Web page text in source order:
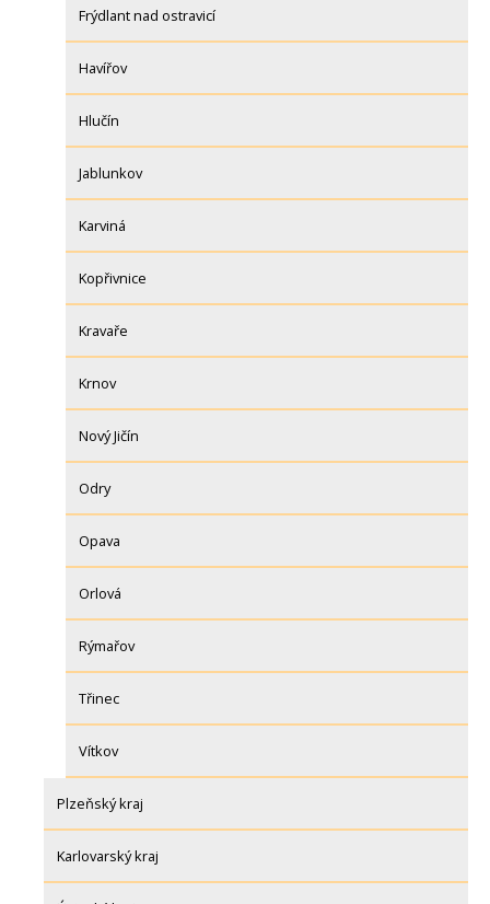
Frýdlant nad ostravicí
Havířov
Hlučín
Jablunkov
Karviná
Kopřivnice
Kravaře
Krnov
Nový Jičín
Odry
Opava
Orlová
Rýmařov
Třinec
Vítkov
Plzeňský kraj
Karlovarský kraj